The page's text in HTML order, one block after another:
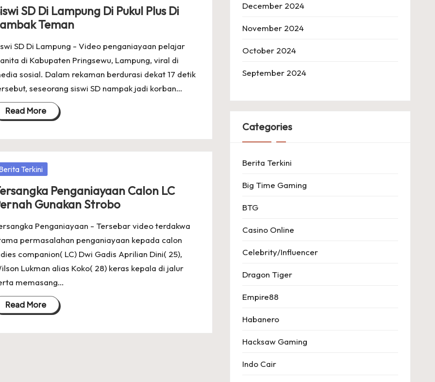
SD Di Lampung Di Pukul Plus Di
Teman
SD Di Lampung - Video penganiayaan pelajar
di Kabupaten Pringsewu, Lampung, viral di
sosial. Dalam rekaman berdurasi dekat 17 detik
seseorang siswi SD nampak jadi korban…
Read More
Terkini
Penganiayaan Calon LC
Gunakan Strobo
Penganiayaan - Tersebar video terdakwa
permasalahan penganiayaan kepada calon
companion( LC) Dwi Gadis Aprilian Dini( 25),
Lukman alias Koko( 28) keras kepala di jalur
memasang…
Read More
December 2024
November 2024
October 2024
September 2024
Categories
Berita Terkini
Big Time Gaming
BTG
Casino Online
Celebrity/Influencer
Dragon Tiger
Empire88
Habanero
Hacksaw Gaming
Indo Cair